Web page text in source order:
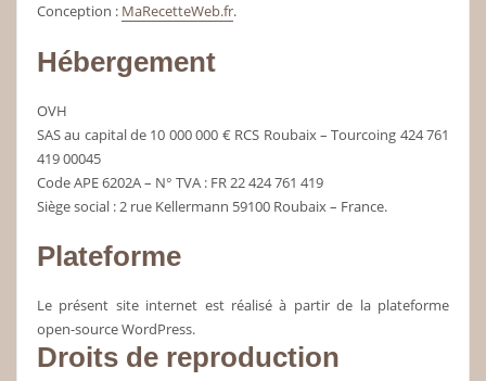
Conception : MaRecetteWeb.fr.
Hébergement
OVH
SAS au capital de 10 000 000 € RCS Roubaix – Tourcoing 424 761
419 00045
Code APE 6202A – N° TVA : FR 22 424 761 419
Siège social : 2 rue Kellermann 59100 Roubaix – France.
Plateforme
Le présent site internet est réalisé à partir de la plateforme
open-source WordPress.
Droits de reproduction